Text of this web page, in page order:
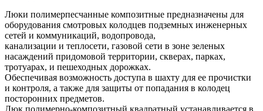
Люки полимерпесчанные композитные предназначены для
оборудования смотровых колодцев подземных инженерных
сетей и коммуникаций, водопровода,
канализации и теплосети, газовой сети в зоне зеленых
насаждений придомовой территории, скверах, парках,
тротуарах, и пешеходных дорожках.
Обеспечивая возможность доступа в шахту для ее прочистки
и контроля, а также для защиты от попадания в колодец
посторонних предметов.
Люк полимерно-композитный квадратный устанавливается в